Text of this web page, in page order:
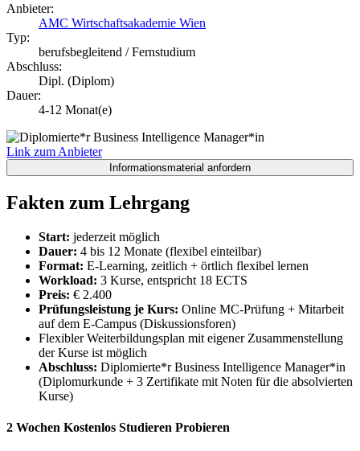
Anbieter:
AMC Wirtschaftsakademie Wien
Typ:
berufsbegleitend / Fernstudium
Abschluss:
Dipl. (Diplom)
Dauer:
4-12 Monat(e)
Link zum Anbieter
Fakten zum Lehrgang
Start: jederzeit möglich
Dauer: 4 bis 12 Monate (flexibel einteilbar)
Format: E-Learning, zeitlich + örtlich flexibel lernen
Workload: 3 Kurse, entspricht 18 ECTS
Preis: € 2.400
Prüfungsleistung je Kurs: Online MC-Prüfung + Mitarbeit
auf dem E-Campus (Diskussionsforen)
Flexibler Weiterbildungsplan mit eigener Zusammenstellung
der Kurse ist möglich
Abschluss: Diplomierte*r Business Intelligence Manager*in
(Diplomurkunde + 3 Zertifikate mit Noten für die absolvierten
Kurse)
2 Wochen Kostenlos Studieren Probieren